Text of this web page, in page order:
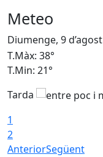
Meteo
Diumenge, 9 d’agost
T.Màx: 38°
T.Min: 21°
Tarda
1
2
AnteriorSegüent